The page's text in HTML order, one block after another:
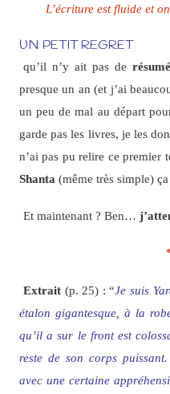
L’écriture est fluide et
UN PETIT REGRET
qu’il n’y ait pas derésumé
presque un an (et j’ai
un peu de mal au départ
garde pas les livres, je les
n’ai pas pu relire ce premier
Shanta (même très simple)
Et maintenant ? Ben…
Extrait(p. 25) : “Je suis
étalon gigantesque, à la
qu’il a sur le front est
reste de son corps
avec une certaine